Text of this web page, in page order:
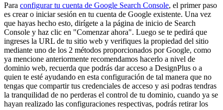
Para configurar tu cuenta de Google Search Console, el primer paso
es crear o iniciar sesión en tu cuenta de Google existente. Una vez
que hayas hecho esto, dirígete a la página de inicio de Search
Console y haz clic en "Comenzar ahora". Luego se te pedirá que
ingreses la URL de tu sitio web y verifiques la propiedad del sitio
mediante uno de los 2 métodos proporcionados por Google, como
ya mencione anteriormente recomendamos hacerlo a nivel de
dominio web, recuerda que podrás dar acceso a DesignPlus o a
quien te esté ayudando en esta configuración de tal manera que no
tengas que compartir tus credenciales de acceso y asi podras tendras
la tranquilidad de no perderas el control de tu dominio, cuando ya se
hayan realizado las configuraciones respectivas, podrás retirar los